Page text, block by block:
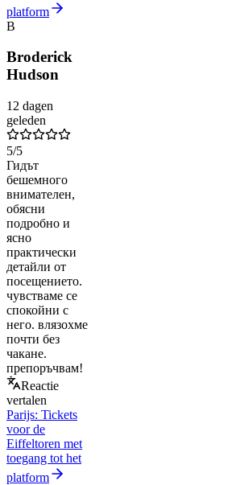
platform
B
Broderick
Hudson
12 dagen
geleden
5/5
Гидът
бешемного
внимателен,
обясни
подробно и
ясно
практически
детайли от
посещението.
чувстваме се
спокойни с
него. влязохме
почти без
чакане.
препоръчвам!
Reactie
vertalen
Parijs: Tickets
voor de
Eiffeltoren met
toegang tot het
platform